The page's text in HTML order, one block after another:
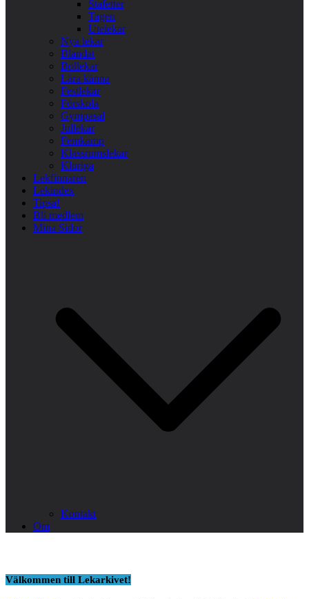
Stafetter
Tagen
Utelekar
Nya lekar
Blandat
Bollekar
Lära känna
Festlekar
Förskola
Gympasal
Jullekar
Femkamp
Klassrumslekar
Kluriga
Lekfinnaren
Lekindex
Tipsa!
Bli medlem
Mina Sidor
Kontakt
Om
Välkommen till Lekarkivet!